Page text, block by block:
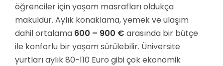
öğrenciler için yaşam masrafları oldukça
makuldür. Aylık konaklama, yemek ve ulaşım
dahil ortalama 600 – 900 € arasında bir bütçe
ile konforlu bir yaşam sürülebilir. Üniversite
yurtları aylık 80-110 Euro gibi çok ekonomik